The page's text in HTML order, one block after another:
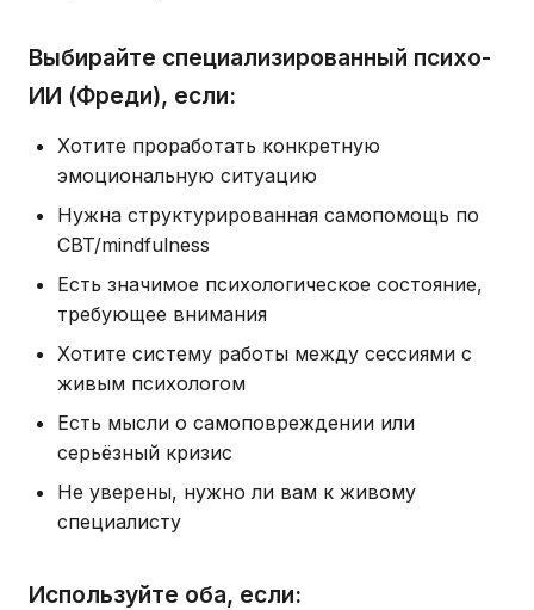
Выбирайте специализированный психо-
ИИ (Фреди), если:
Хотите проработать конкретную
эмоциональную ситуацию
Нужна структурированная самопомощь по
CBT/mindfulness
Есть значимое психологическое состояние,
требующее внимания
Хотите систему работы между сессиями с
живым психологом
Есть мысли о самоповреждении или
серьёзный кризис
Не уверены, нужно ли вам к живому
специалисту
Используйте оба, если: